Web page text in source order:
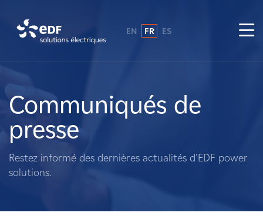
A propos de nous
Ce que nous faisons
Propriétaires fonciers
EN FR ES
Communiqués de
presse
Restez informé des dernières actualités d'EDF power
solutions.